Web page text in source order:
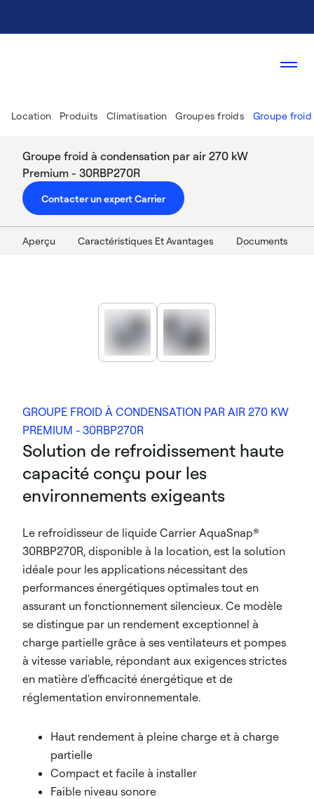
Location Produits Climatisation Groupes froids Groupe froid
Groupe froid à condensation par air 270 kW
Premium - 30RBP270R
Contacter un expert Carrier
Aperçu Caractéristiques Et Avantages Documents
GROUPE FROID À CONDENSATION PAR AIR 270 KW
PREMIUM - 30RBP270R
Solution de refroidissement haute
capacité conçu pour les
environnements exigeants
Le refroidisseur de liquide Carrier AquaSnap®
30RBP270R, disponible à la location, est la solution
idéale pour les applications nécessitant des
performances énergétiques optimales tout en
assurant un fonctionnement silencieux. Ce modèle
se distingue par un rendement exceptionnel à
charge partielle grâce à ses ventilateurs et pompes
à vitesse variable, répondant aux exigences strictes
en matière d'efficacité énergétique et de
réglementation environnementale.
Haut rendement à pleine charge et à charge
partielle
Compact et facile à installer
Faible niveau sonore